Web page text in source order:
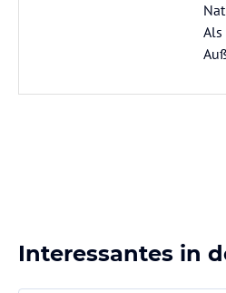
Interessantes in